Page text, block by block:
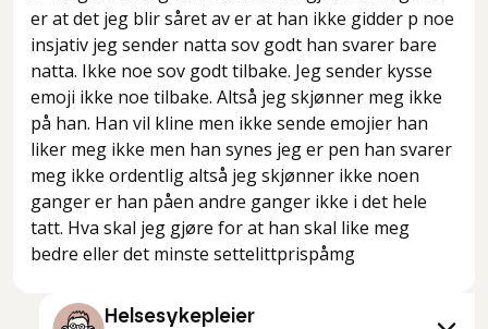
er at det jeg blir såret av er at han ikke gidder p noe
insjativ jeg sender natta sov godt han svarer bare
natta. Ikke noe sov godt tilbake. Jeg sender kysse
emoji ikke noe tilbake. Altså jeg skjønner meg ikke
på han. Han vil kline men ikke sende emojier han
liker meg ikke men han synes jeg er pen han svarer
meg ikke ordentlig altså jeg skjønner ikke noen
ganger er han påen andre ganger ikke i det hele
tatt. Hva skal jeg gjøre for at han skal like meg
bedre eller det minste settelittprispåmg
Helsesykepleier